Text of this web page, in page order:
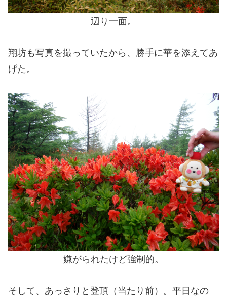
辺り一面。
翔坊も写真を撮っていたから、勝手に華を添えてあ
げた。
嫌がられたけど強制的。
そして、あっさりと登頂（当たり前）。平日なの